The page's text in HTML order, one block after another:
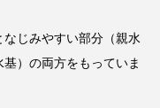
じみやすい部分（親水
）の両方をもっていま